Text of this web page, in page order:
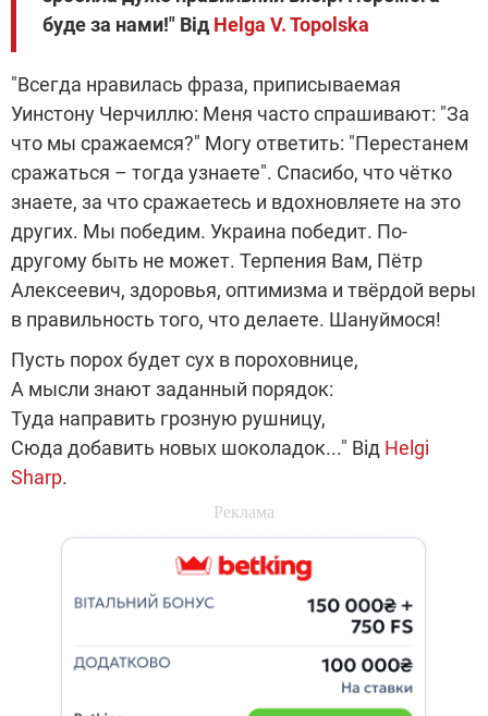
буде за нами!" Від Helga V. Topolska
"Всегда нравилась фраза, приписываемая
Уинстону Черчиллю: Меня часто спрашивают: "За
что мы сражаемся?" Могу ответить: "Перестанем
сражаться – тогда узнаете". Спасибо, что чётко
знаете, за что сражаетесь и вдохновляете на это
других. Мы победим. Украина победит. По-
другому быть не может. Терпения Вам, Пётр
Алексеевич, здоровья, оптимизма и твёрдой веры
в правильность того, что делаете. Шануймося!
Пусть порох будет сух в пороховнице,
А мысли знают заданный порядок:
Туда направить грозную рушницу,
Сюда добавить новых шоколадок..." Від Helgi
Sharp.